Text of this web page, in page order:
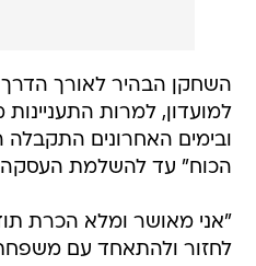
השחקן הבהיר לאורך הדרך
למועדון, למרות
ובימים האחרונים
הכוח" עד להשלמת
"אני מאושר ומלא הכרת
לחזור ולהתאחד עם משפחת